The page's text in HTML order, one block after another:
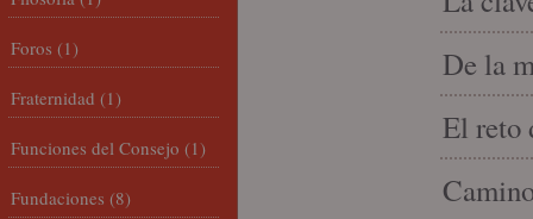
De la
El reto
Foros (1)
Fraternidad (1)
Funciones del Consejo (1)
Fundaciones (8)